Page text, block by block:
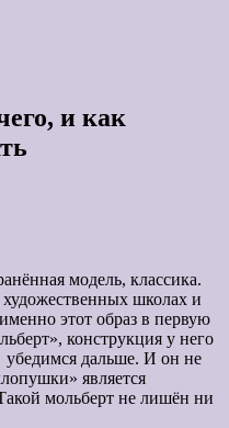
и как
модель, классика.
школах и
этот образ в первую
конструкция у него
дальше. И он не
является
мольберт не лишён ни